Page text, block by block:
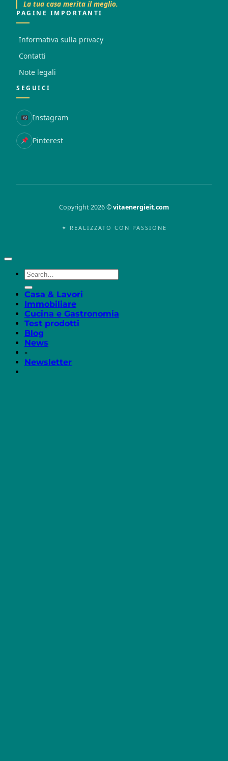
La tua casa merita il meglio.
PAGINE IMPORTANTI
Informativa sulla privacy
Contatti
Note legali
SEGUICI
Instagram
Pinterest
Copyright 2026 ©vitaenergieit.com
✦ REALIZZATO CON PASSIONE
Casa & Lavori
Immobiliare
Cucina e Gastronomia
Test prodotti
Blog
News
-
Newsletter